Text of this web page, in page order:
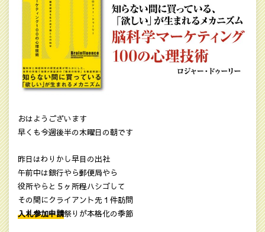
おはようございます
早くも今週後半の木曜日の朝です
昨日はわりかし早目の出社
午前中は銀行やら郵便局やら
役所やらと５ヶ所程ハシゴして
その間にクライアント先１件訪問
入札参加申請祭りが本格化の季節